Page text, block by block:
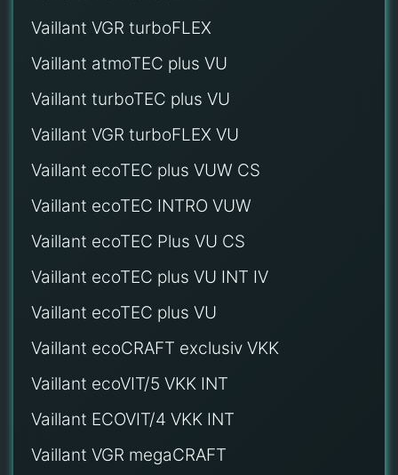
Vaillant VGR turboFLEX
Vaillant atmoTEC plus VU
Vaillant turboTEC plus VU
Vaillant VGR turboFLEX VU
Vaillant ecoTEC plus VUW CS
Vaillant ecoTEC INTRO VUW
Vaillant ecoTEC Plus VU CS
Vaillant ecoTEC plus VU INT IV
Vaillant ecoTEC plus VU
Vaillant ecoCRAFT exclusiv VKK
Vaillant ecoVIT/5 VKK INT
Vaillant ECOVIT/4 VKK INT
Vaillant VGR megaCRAFT